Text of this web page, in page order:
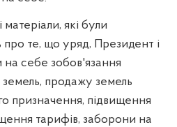
які були
про те, що уряд, Президент і
на себе зобов'язання
продажу земель
призначення, підвищення
тарифів, заборони на